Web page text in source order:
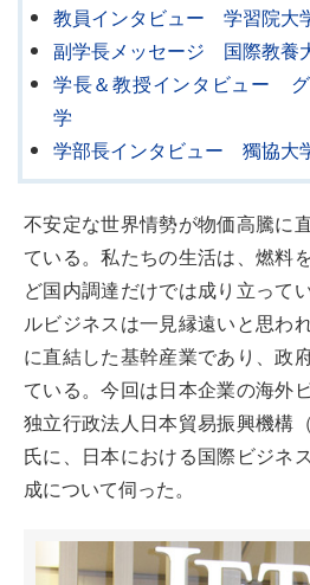
教員インタビュー 学習院大
副学長メッセージ 国際教養
学長＆教授インタビュー
学
学部長インタビュー 獨協大
不安定な世界情勢が物価高騰に
ている。私たちの生活は、燃料
ど国内調達だけでは成り立って
ルビジネスは一見縁遠いと思わ
に直結した基幹産業であり、政
ている。今回は日本企業の海外
独立行政法人日本貿易振興機構
氏に、日本における国際ビジネ
成について伺った。